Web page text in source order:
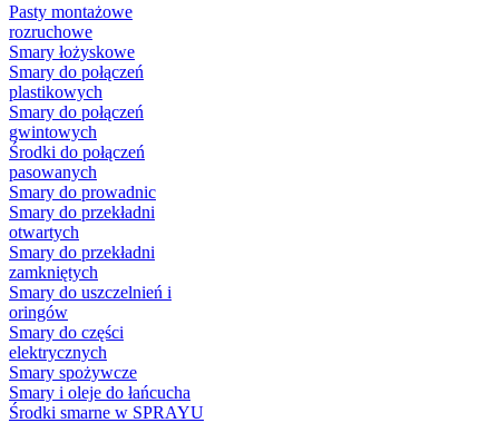
Pasty montażowe
rozruchowe
Smary łożyskowe
Smary do połączeń
plastikowych
Smary do połączeń
gwintowych
Środki do połączeń
pasowanych
Smary do prowadnic
Smary do przekładni
otwartych
Smary do przekładni
zamkniętych
Smary do uszczelnień i
oringów
Smary do części
elektrycznych
Smary spożywcze
Smary i oleje do łańcucha
Środki smarne w SPRAYU